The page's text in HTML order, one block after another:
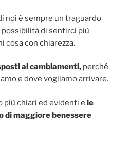
noi è sempre un traguardo
di sentirci più
cosa con chiarezza.
ai cambiamenti, perché
e dove vogliamo arrivare.
più chiari ed evidenti e le
di maggiore benessere